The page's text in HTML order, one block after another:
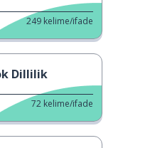
249 kelime/ifade
Dillilik
72 kelime/ifade